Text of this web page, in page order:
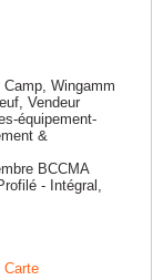
Wingamm
Vendeur
équipement-
&
BCCMA
- Intégral,
Carte